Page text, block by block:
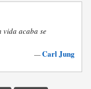
vida acaba se
—Carl Jung